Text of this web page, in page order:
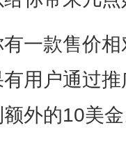
一款售价
用户通过
外的10美